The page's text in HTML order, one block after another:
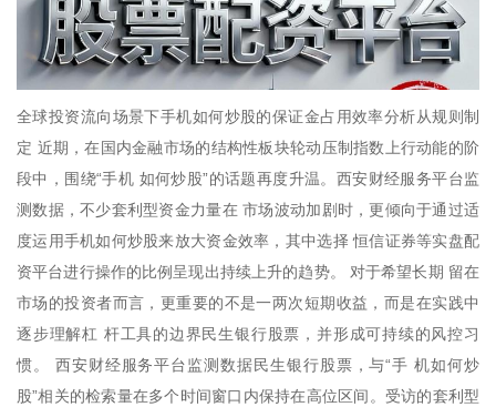
全球投资流向场景下手机如何炒股的保证金占用效率分析从规则制
定 近期，在国内金融市场的结构性板块轮动压制指数上行动能的阶
段中，围绕“手机 如何炒股”的话题再度升温。西安财经服务平台监
测数据，不少套利型资金力量在 市场波动加剧时，更倾向于通过适
度运用手机如何炒股来放大资金效率，其中选择 恒信证券等实盘配
资平台进行操作的比例呈现出持续上升的趋势。 对于希望长期 留在
市场的投资者而言，更重要的不是一两次短期收益，而是在实践中
逐步理解杠 杆工具的边界民生银行股票，并形成可持续的风控习
惯。 西安财经服务平台监测数据民生银行股票，与“手 机如何炒
股”相关的检索量在多个时间窗口内保持在高位区间。受访的套利型